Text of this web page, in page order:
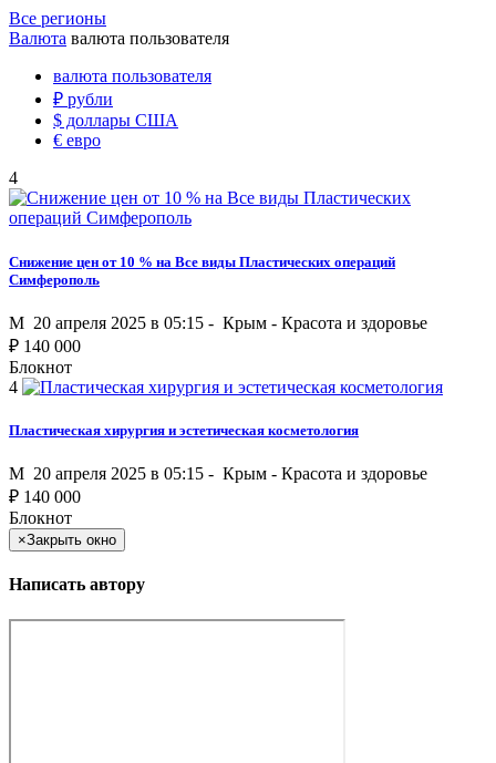
Все регионы
Валюта валюта пользователя
валюта пользователя
₽ рубли
$ доллары США
€ евро
4
Снижение цен от 10 % на Все виды Пластических операций
Симферополь
M 20 апреля 2025 в 05:15 - Крым - Красота и здоровье
₽ 140 000
Блокнот
4
Пластическая хирургия и эстетическая косметология
M 20 апреля 2025 в 05:15 - Крым - Красота и здоровье
₽ 140 000
Блокнот
×Закрыть окно
Написать автору